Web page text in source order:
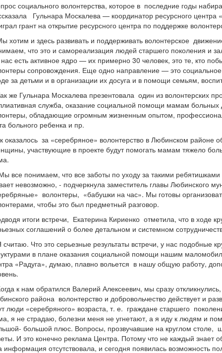
социального волонтерства, которое в последние годы
Гульнара Москалева — координатор ресурсного
грант на открытие ресурсного центра по поддержке
хотим и здесь развивать и поддерживать волонтерское
что это и самореализация людей старшего поколения и
есть активное ядро — их примерно 30 человек, это те, кто
сопровождения. Еще одно направление — это
за детьми и в организации их досуга и в помощи семьям,
же Гульнара Москалева презентовала один из волонтерских
служба, оказание социальной помощи мамам больных
обладающие огромным жизненным опытом,
больного ребенка и пр.
оказалось за «серебряное» волонтерство в Любинском районе
участвующие в проекте будут помогать мамам тяжело
все понимаем, что все заботы по уходу за такими
невозможно, - подчеркнула заместитель главы Любинского
волонтеры, «бабушки на час». Мы готовы
чтобы это был предметный разговор.
итоги встречи, Екатерина Кириенко отметила, что в ходе
соглашений о более детальном и системном
Что это серьезные результаты встречи, у нас подобные
в плане оказания социальной помощи нашим
«Радуга», думаю, плавно вольется в нашу общую работу,
к нам обратился Валерий Алексеевич, мы сразу
района волонтерство и добровольчество действует и
люди «серебряного» возраста, т. е. граждане старшего
я не страдаю, болезни меня не угнетают, а я иду к людям и
большой плюс. Вопросы, прозвучавшие на круглом
И это конечно реклама Центра. Потому что не каждый знает
информация отсутствовала, и сегодня появилась возможность